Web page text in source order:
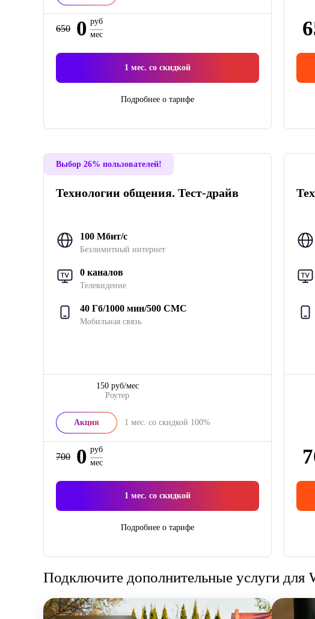
650 0 руб
мес
1 мес. со скидкой
Подробнее о тарифе
Выбор 26% пользователей!
Технологии общения. Тест-драйв
100 Мбит/с
Безлимитный интернет
0 каналов
Телевидение
40 Гб/1000 мин/500 СМС
Мобильная связь
Роутер
150 руб/мес
Акция 1 мес. со скидкой 100%
700 0 руб
мес
1 мес. со скидкой
Подробнее о тарифе
Подключите дополнительные услуги для